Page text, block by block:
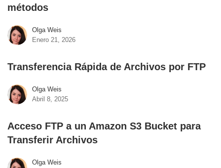
métodos
Olga Weis
Enero 21, 2026
Transferencia Rápida de Archivos por FTP
Olga Weis
Abril 8, 2025
Acceso FTP a un Amazon S3 Bucket para
Transferir Archivos
Olga Weis